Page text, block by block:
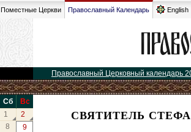
Поместные Церкви Православный Календарь English
Православный Церковный календарь
Сб
Вс
1
2
8
9
СВЯТИТЕЛЬ